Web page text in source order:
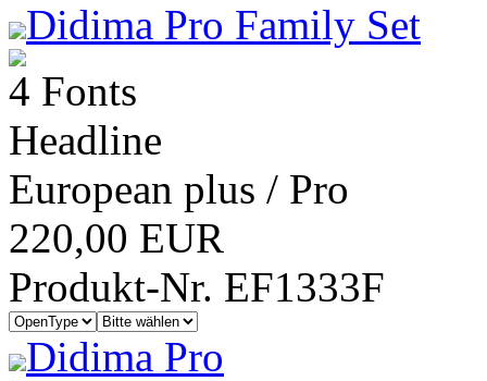
Didima Pro Family Set
4 Fonts
Headline
European plus / Pro
220,00 EUR
Produkt-Nr. EF1333F
Didima Pro